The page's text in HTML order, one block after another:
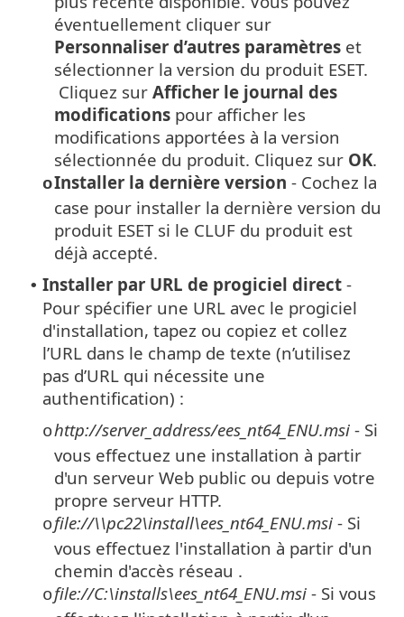
éventuellement cliquer sur
Personnaliser d’autres paramètres et
sélectionner la version du produit ESET.
Cliquez sur Afficher le journal des
modifications pour afficher les
modifications apportées à la version
sélectionnée du produit. Cliquez sur OK.
oInstaller la dernière version - Cochez la
case pour installer la dernière version du
produit ESET si le CLUF du produit est
déjà accepté.
• Installer par URL de progiciel direct -
Pour spécifier une URL avec le progiciel
d'installation, tapez ou copiez et collez
l’URL dans le champ de texte (n’utilisez
pas d’URL qui nécessite une
authentification) :
ohttp://server_address/ees_nt64_ENU.msi - Si
vous effectuez une installation à partir
d'un serveur Web public ou depuis votre
propre serveur HTTP.
ofile://\\pc22\install\ees_nt64_ENU.msi - Si
vous effectuez l'installation à partir d'un
chemin d'accès réseau .
ofile://C:\installs\ees_nt64_ENU.msi - Si vous